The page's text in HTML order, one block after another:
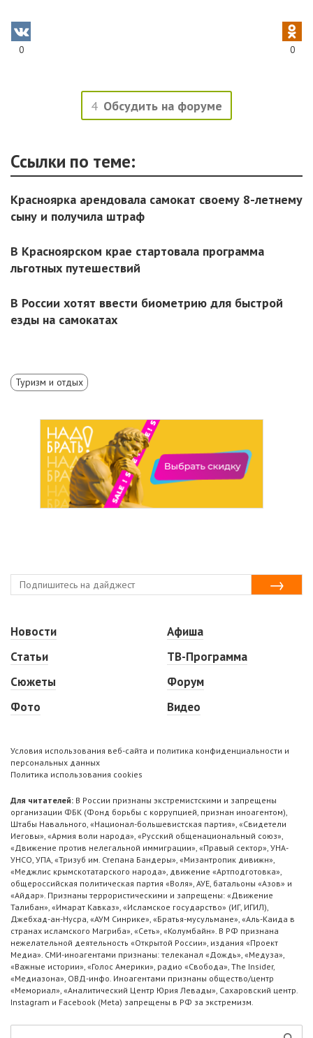
0 0
4 Обсудить на форуме
Ссылки по теме:
Красноярка арендовала самокат своему 8-летнему
сыну и получила штраф
В Красноярском крае стартовала программа
льготных путешествий
В России хотят ввести биометрию для быстрой
езды на самокатах
Туризм и отдых
Новости
Статьи
Сюжеты
Фото
Афиша
ТВ-Программа
Форум
Видео
Условия использования веб-сайта и политика конфиденциальности и
персональных данных
Политика использования cookies
Для читателей: В России признаны экстремистскими и запрещены
организации ФБК (Фонд борьбы с коррупцией, признан иноагентом),
Штабы Навального, «Национал-большевистская партия», «Свидетели
Иеговы», «Армия воли народа», «Русский общенациональный союз»,
«Движение против нелегальной иммиграции», «Правый сектор», УНА-
УНСО, УПА, «Тризуб им. Степана Бандеры», «Мизантропик дивижн»,
«Меджлис крымскотатарского народа», движение «Артподготовка»,
общероссийская политическая партия «Воля», АУЕ, батальоны «Азов» и
«Айдар». Признаны террористическими и запрещены: «Движение
Талибан», «Имарат Кавказ», «Исламское государство» (ИГ, ИГИЛ),
Джебхад-ан-Нусра, «АУМ Синрике», «Братья-мусульмане», «Аль-Каида в
странах исламского Магриба», «Сеть», «Колумбайн». В РФ признана
нежелательной деятельность «Открытой России», издания «Проект
Медиа». СМИ-иноагентами признаны: телеканал «Дождь», «Медуза»,
«Важные истории», «Голос Америки», радио «Свобода», The Insider,
«Медиазона», ОВД-инфо. Иноагентами признаны общество/центр
«Мемориал», «Аналитический Центр Юрия Левады», Сахаровский центр.
Instagram и Facebook (Metа) запрещены в РФ за экстремизм.